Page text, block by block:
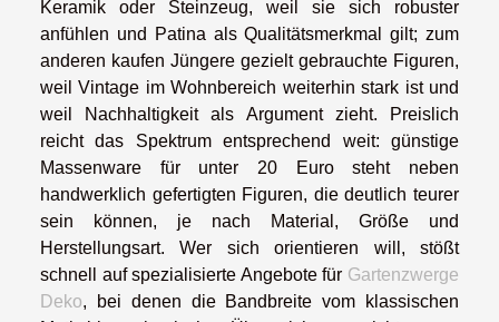
Keramik oder Steinzeug, weil sie sich robuster
anfühlen und Patina als Qualitätsmerkmal gilt; zum
anderen kaufen Jüngere gezielt gebrauchte Figuren,
weil Vintage im Wohnbereich weiterhin stark ist und
weil Nachhaltigkeit als Argument zieht. Preislich
reicht das Spektrum entsprechend weit: günstige
Massenware für unter 20 Euro steht neben
handwerklich gefertigten Figuren, die deutlich teurer
sein können, je nach Material, Größe und
Herstellungsart. Wer sich orientieren will, stößt
schnell auf spezialisierte Angebote für Gartenzwerge
Deko, bei denen die Bandbreite vom klassischen